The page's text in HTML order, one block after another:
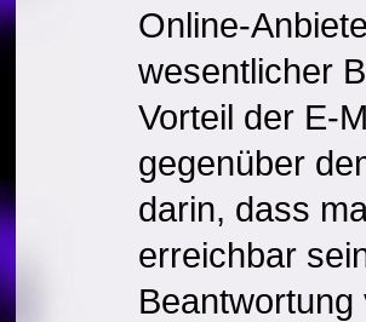
Online-
wesentlicher
Vorteil der E-
gegenüber
darin, dass
erreichbar